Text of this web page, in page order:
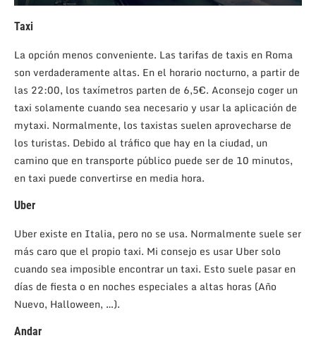
Taxi
La opción menos conveniente. Las tarifas de taxis en Roma
son verdaderamente altas. En el horario nocturno, a partir de
las 22:00, los taxímetros parten de 6,5€. Aconsejo coger un
taxi solamente cuando sea necesario y usar la aplicación de
mytaxi. Normalmente, los taxistas suelen aprovecharse de
los turistas. Debido al tráfico que hay en la ciudad, un
camino que en transporte público puede ser de 10 minutos,
en taxi puede convertirse en media hora.
Uber
Uber existe en Italia, pero no se usa. Normalmente suele ser
más caro que el propio taxi. Mi consejo es usar Uber solo
cuando sea imposible encontrar un taxi. Esto suele pasar en
días de fiesta o en noches especiales a altas horas (Año
Nuevo, Halloween, …).
Andar